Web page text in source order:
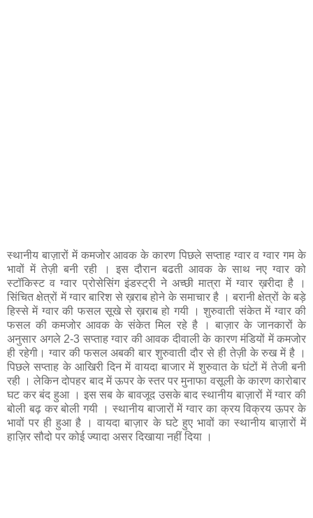
स्थानीय बाज़ारों में कमजोर आवक के कारण पिछले सप्ताह ग्वार व ग्वार गम के
भावों में तेज़ी बनी रही । इस दौरान बढती आवक के साथ नए ग्वार को
स्टॉकिस्ट व ग्वार प्रोसेसिंग इंडस्ट्री ने अच्छी मात्रा में ग्वार ख़रीदा है ।
सिंचित क्षेत्रों में ग्वार बारिश से ख़राब होने के समाचार है । बरानी क्षेत्रों के बड़े
हिस्से में ग्वार की फसल सूखे से ख़राब हो गयी । शुरुवाती संकेत में ग्वार की
फसल की कमजोर आवक के संकेत मिल रहे है । बाज़ार के जानकारों के
अनुसार अगले 2-3 सप्ताह ग्वार की आवक दीवाली के कारण मंडियों में कमजोर
ही रहेगी। ग्वार की फसल अबकी बार शुरुवाती दौर से ही तेज़ी के रुख में है ।
पिछले सप्ताह के आखिरी दिन में वायदा बाजार में शुरुवात के घंटों में तेजी बनी
रही । लेकिन दोपहर बाद में ऊपर के स्तर पर मुनाफा वसूली के कारण कारोबार
घट कर बंद हुआ । इस सब के बावजूद उसके बाद स्थानीय बाज़ारों में ग्वार की
बोली बढ़ कर बोली गयी । स्थानीय बाजारों में ग्वार का क्रय विक्रय ऊपर के
भावों पर ही हुआ है । वायदा बाज़ार के घटे हुए भावों का स्थानीय बाज़ारों में
हाज़िर सौदो पर कोई ज्यादा असर दिखाया नहीं दिया ।